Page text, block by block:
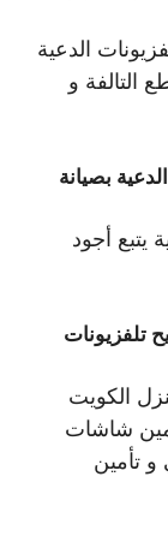
الدعية
التالفة و
بصيانة
يتبع أجود
تلفزيونات
الكويت
شاشات
تأمين